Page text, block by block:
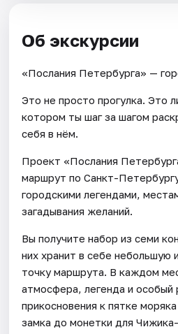
Об экскурсии
«Послания Петербурга» —
Это не просто прогулка. Это
котором ты шаг за шагом
себя в нём.
Проект «Послания
маршрут по Санкт-
городскими легендами,
загадывания желаний.
Вы получите набор из семи
них хранит в себе небольшую
точку маршрута. В каждом
атмосфера, легенда и особый
прикосновения к пятке
замка до монетки для